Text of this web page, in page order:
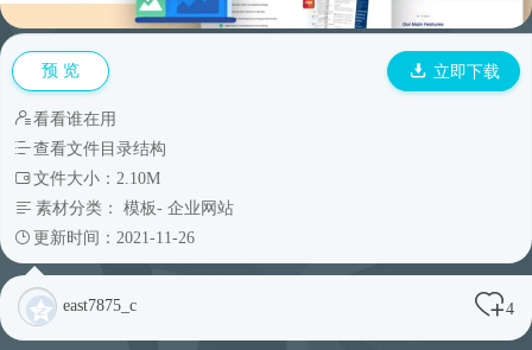
预 览 立即下载
看看谁在用
查看文件目录结构
文件大小：2.10M
素材分类： 模板- 企业网站
更新时间：2021-11-26
east7875_c 4